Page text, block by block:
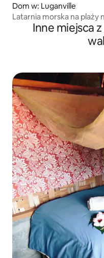
Dom w: Luganville
Latarnia morska na plaży
Inne miejsca